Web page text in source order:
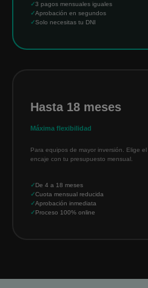
3 pagos mensuales iguales
Aprobación en segundos
Solo necesitas tu DNI
Hasta 18 meses
Máxima flexibilidad
Para equipos de mayor inversión. Elige
encaje con tu presupuesto mensual.
De 4 a 18 meses
Cuota mensual reducida
Aprobación inmediata
Proceso 100% online